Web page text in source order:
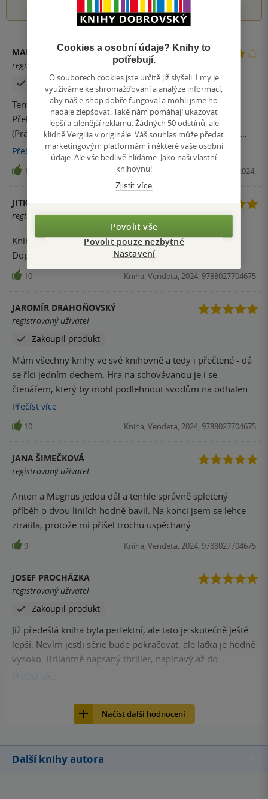
MARTIN
registrovaný uživatel
Zakoupil produkt
Tento díl ze série mi přišel překvapivě dost ukecaný.
Překvapivě proto, že dva další, které jsem doposud četl
(Práskač a Lovci štěstěny), mi naopak velice vyhovovaly
svou přímočarostí a držení se linie příběhu, což mám v
krimi žánru rád a tento autor vypadal, že přesně tak píše.
Chváli jsem to i nedávno v recenzích, načež se ukázalo, že
šesté volné pokračování je toho opakem. Tam to spíš
vypadá jako v telenovele, kde hlavní linie příběhu jen sem
tam problikne, ale gró spočívá v úplně zbytečných
odbočkách a nepodstatných vycpávkách, kterými se čtenář
musí prokousávat, aby se hnuly ledy a příběh se posunul.
Škoda, přesto dávám 4 hvězdy, protože když autor chce,
psát umí a čte se jedním dechem.
Přečíst více
11 E-kniha, Vendeta, 2024,
JITKA ELIÁŠOVÁ
registrovaný uživatel
Kniha perfektní, poutavá, napínavá. Předčila očekávání.
Doporučuji.
10 Kniha, Vendeta, 2024, 9788027704675
JAROMÍR DRAHOŇOVSKÝ
registrovaný uživatel
Zakoupil produkt
Mám všechny knihy ve své knihovně a tedy i přečtené - dá
se říci jedním dechem. Hra na schovávanou je i se
čtenářem, který by mohl podlehnout svodům na odhalení
"aktéra" - hybnou silou všech událostí. Závěr je ovšem /
alespoň pro mne byl/ překvapivý. Doporučuji, je fakt
dobrá.
Přečíst více
10 Kniha, Vendeta, 2024, 9788027704675
JANA ŠIMEČKOVÁ
registrovaný uživatel
Anton a Magnus jedou dál a tenhle správně spletený
příběh o dvou liniích hodně bavil. Na konci jsem se lehce
ztratila, protože mi přišel trochu uspěchaný.
9 Kniha, Vendeta, 2024, 9788027704675
JOSEF PROCHÁZKA
registrovaný uživatel
Zakoupil produkt
Již předešlá kniha byla perfektní, ale tato je skutečně ještě
lepší. Nevím jestli série bude pokračovat, ale laťka je hodně
vysoko. Brilantně napsaný thriller, napínavý až do
překvapivého konce. Vřele doporučuji.
Přečíst
Načíst další hodnocení
Další knihy autora
Cookies a osobní údaje? Knihy to
potřebují.
O souborech cookies jste určitě již slyšeli. I my je
využíváme ke shromažďování a analýze informací,
aby náš e-shop dobře fungoval a mohli jsme ho
nadále zlepšovat. Také nám pomáhají ukazovat
lepší a cílenější reklamu. Žádných 50 odstínů, ale
klidně Vergilia v originále. Váš souhlas může předat
marketingovým platformám i některé vaše osobní
údaje. Ale vše bedlivě hlídáme. Jako naši vlastní
knihovnu!
Zjistit více
Povolit vše
Povolit pouze nezbytné
Nastavení